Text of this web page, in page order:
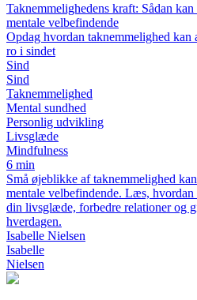
Taknemmelighedens kraft: Sådan
mentale velbefindende
Opdag hvordan taknemmelighed
ro i sindet
Sind
Sind
Taknemmelighed
Mental sundhed
Personlig udvikling
Livsglæde
Mindfulness
6 min
Små øjeblikke af taknemmelighed
mentale velbefindende. Læs,
din livsglæde, forbedre relationer og
hverdagen.
Isabelle Nielsen
Isabelle
Nielsen